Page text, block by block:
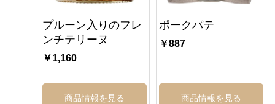
プルーン入りのフレ
ンチテリーヌ
￥1,160
商品情報を見る
ポークパテ
￥887
商品情報を見る